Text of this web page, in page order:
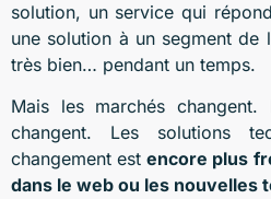
solution, un service qui
une solution à un segment
très bien… pendant un temps.
Mais les marchés
changent. Les solutions
changement estencore plus
dans le web ou les nouvelles